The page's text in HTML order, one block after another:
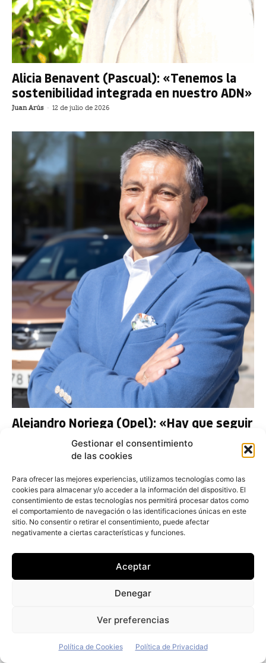
Gestionar el consentimiento
de las cookies
Para ofrecer las mejores experiencias, utilizamos tecnologías como las
cookies para almacenar y/o acceder a la información del dispositivo. El
consentimiento de estas tecnologías nos permitirá procesar datos como
el comportamiento de navegación o las identificaciones únicas en este
sitio. No consentir o retirar el consentimiento, puede afectar
negativamente a ciertas características y funciones.
Aceptar
Denegar
Ver preferencias
Política de Cookies Política de Privacidad
Alicia Benavent (Pascual): «Tenemos la
sostenibilidad integrada en nuestro ADN»
Juan Arús - 12 de julio de 2026
Alejandro Noriega (Opel): «Hay que seguir
trabajando en más incentivos fiscales
para el eléctrico de empresas»